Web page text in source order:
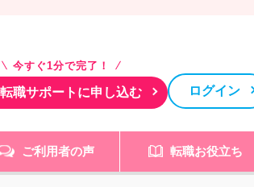
今すぐ1分で完了！
職サポートに申し込む ログイン
ご利用者の声 転職お役立ち